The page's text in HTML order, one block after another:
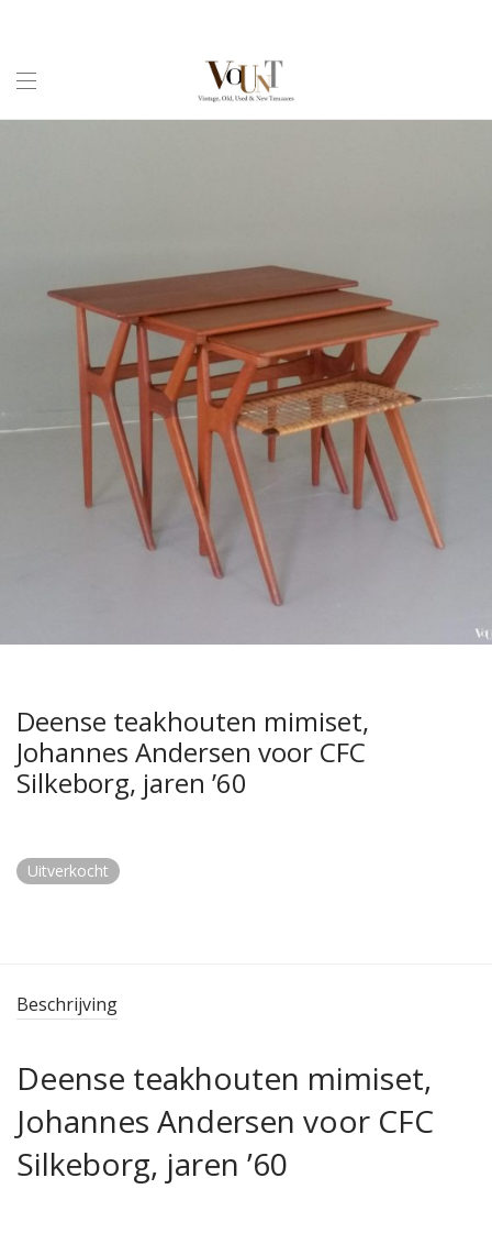
Deense teakhouten mimiset,
Johannes Andersen voor CFC
Silkeborg, jaren ’60
Uitverkocht
Beschrijving
Deense teakhouten mimiset,
Johannes Andersen voor CFC
Silkeborg, jaren ’60